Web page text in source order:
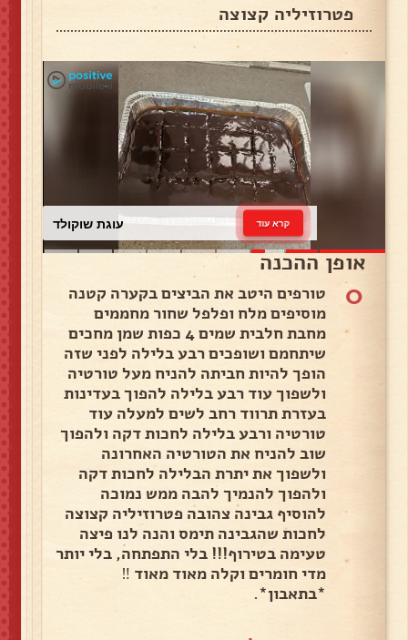
פטרוזיליה קצוצה
עוגת שוקולד קרא עוד
אופן ההכנה
0
טורפים היטב את הביצים בקערה קטנה
מוסיפים מלח ופלפל שחור מחממים
מחבת חלבית שמים 4 כפות שמן מחכים
שיתחמם ושופכים רבע בלילה לפני שזה
הופך להיות חביתה להניח מעל טורטיה
ולשפוך עוד רבע בלילה להפוך בעדינות
בעזרת תרווד רחב לשים למעלה עוד
טורטיה ורבע בלילה לחכות דקה ולהפוך
שוב להניח את הטורטיה האחרונה
ולשפוך את יתרת הבלילה לחכות דקה
ולהפוך להנמיך להבה ממש נמוכה
להוסיף גבינה צהובה פטרוזיליה קצוצה
לחכות שהגבינה תימס והנה לנו פיצה
טעימה בטירוף!!! בלי התפתחה, בלי יותר
מדי חומרים וקלה מאוד מאוד ‼️
*בתאבון*.